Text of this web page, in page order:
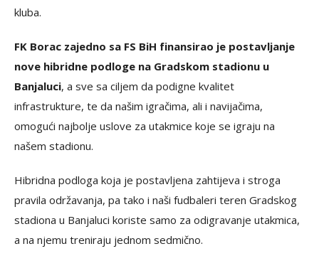
kluba.
FK Borac zajedno sa FS BiH finansirao je postavljanje
nove hibridne podloge na Gradskom stadionu u
Banjaluci, a sve sa ciljem da podigne kvalitet
infrastrukture, te da našim igračima, ali i navijačima,
omogući najbolje uslove za utakmice koje se igraju na
našem stadionu.
Hibridna podloga koja je postavljena zahtijeva i stroga
pravila održavanja, pa tako i naši fudbaleri teren Gradskog
stadiona u Banjaluci koriste samo za odigravanje utakmica,
a na njemu treniraju jednom sedmično.